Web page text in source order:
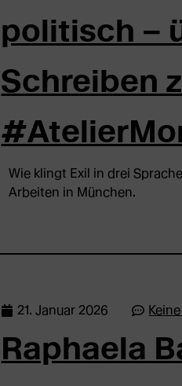
politisch –
Schreiben
Wie klingt Exil in drei
Arbeiten in München.
Raphaela
21. Januar 2026